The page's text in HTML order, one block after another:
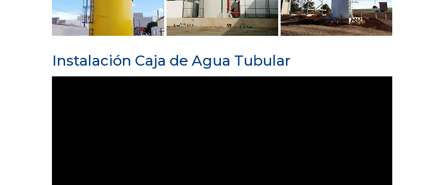
Instalación Caja de Agua Tubular